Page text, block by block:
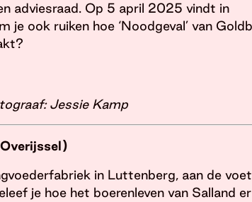
adviesraad. Op 5 april 2025 vindt in
ook ruiken hoe ‘Noodgeval’ van
Jessie Kamp
in Luttenberg, aan de
je hoe het boerenleven van Salland